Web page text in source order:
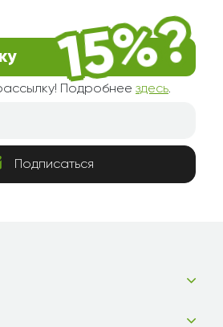
Подробнее здесь.
Подписаться